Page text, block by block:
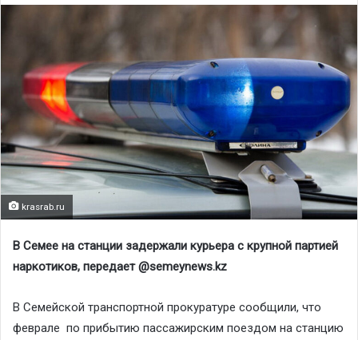
krasrab.ru
В Семее на станции задержали курьера с крупной партией
наркотиков, передает @semeynews.kz
В Семейской транспортной прокуратуре сообщили, что
феврале по прибытию пассажирским поездом на станцию